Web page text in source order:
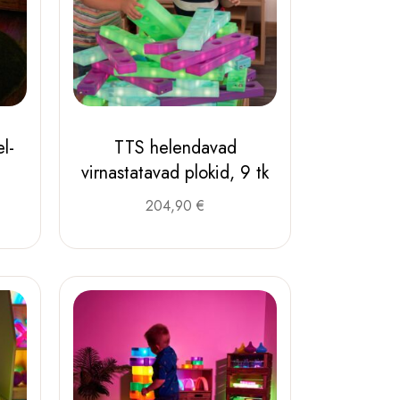
TTS helendavad
virnastatavad plokid, 9 tk
204,90 €